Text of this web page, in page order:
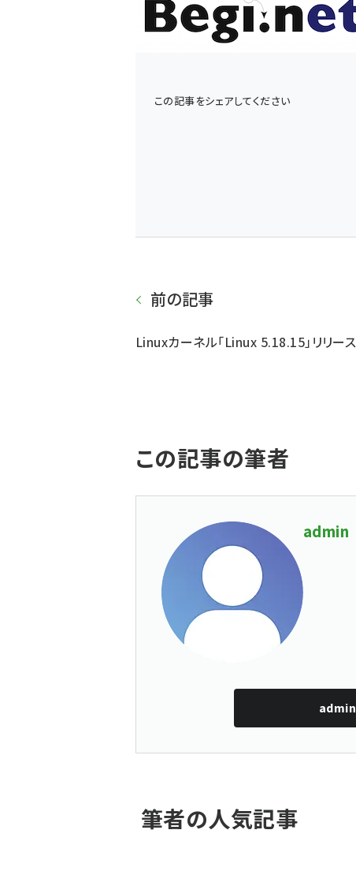
この記事をシェアしてください
前の記事
Linuxカーネル「Linux 5.18.15」リリース
この記事の筆者
admin
admin
筆者の人気記事